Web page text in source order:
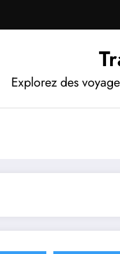
Explorez des